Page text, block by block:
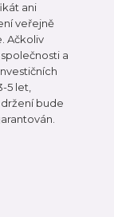
ani
veřejně
Ačkoliv
a
5 let,
bude